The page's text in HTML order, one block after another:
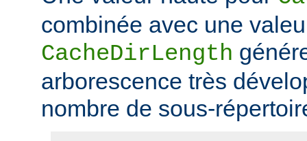
combinée avec une
CacheDirLength
arborescence très
nombre de sous-